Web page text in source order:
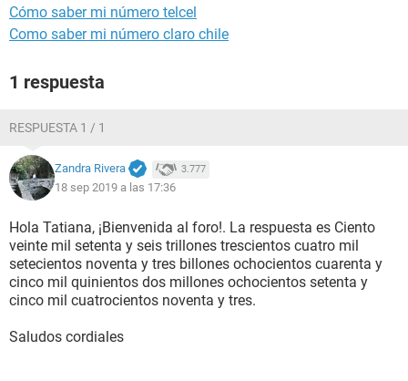
Cómo saber mi número telcel
Como saber mi número claro chile
1 respuesta
RESPUESTA 1 / 1
Zandra Rivera 3.777
18 sep 2019 a las 17:36
Hola Tatiana, ¡Bienvenida al foro!. La respuesta es Ciento
veinte mil setenta y seis trillones trescientos cuatro mil
setecientos noventa y tres billones ochocientos cuarenta y
cinco mil quinientos dos millones ochocientos setenta y
cinco mil cuatrocientos noventa y tres.
Saludos cordiales